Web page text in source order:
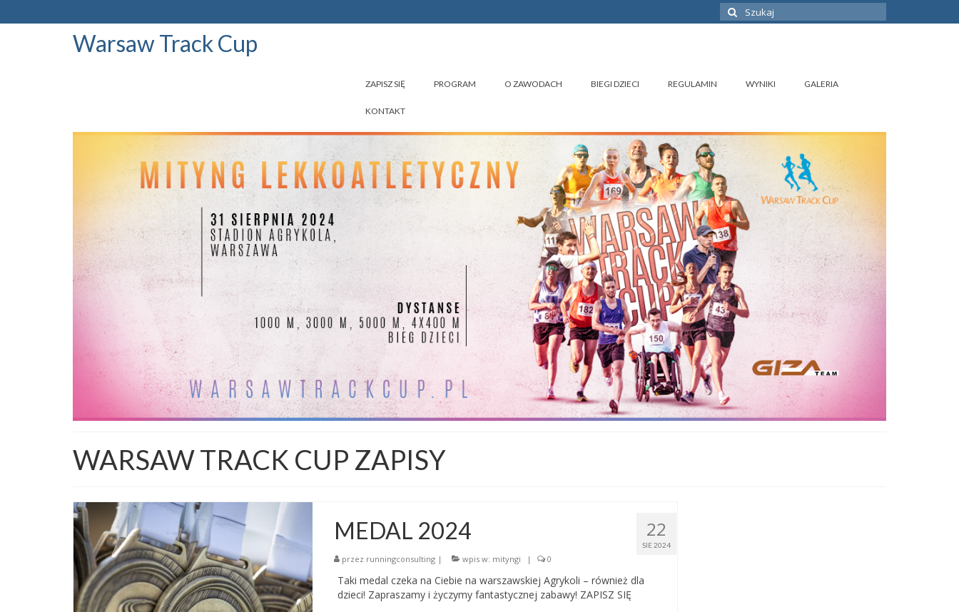
Szuklaj
w:
Warsaw Track Cup
ZAPISZ SIĘ PROGRAM O ZAWODACH BIEGI DZIECI REGULAMIN WYNIKI GALERIA
KONTAKT
WARSAW TRACK CUP ZAPISY
22
SIE 2024
MEDAL 2024
przez runningconsulting| wpis w: mityngi | 0
Taki medal czeka na Ciebie na warszawskiej Agrykoli – również dla
dzieci! Zapraszamy i życzymy fantastycznej zabawy! ZAPISZ SIĘ